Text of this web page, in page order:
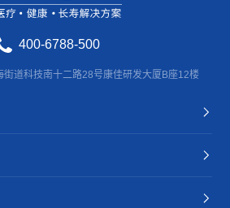
400-6788-500
街道科技南十二路28号康佳研发大厦B座12楼